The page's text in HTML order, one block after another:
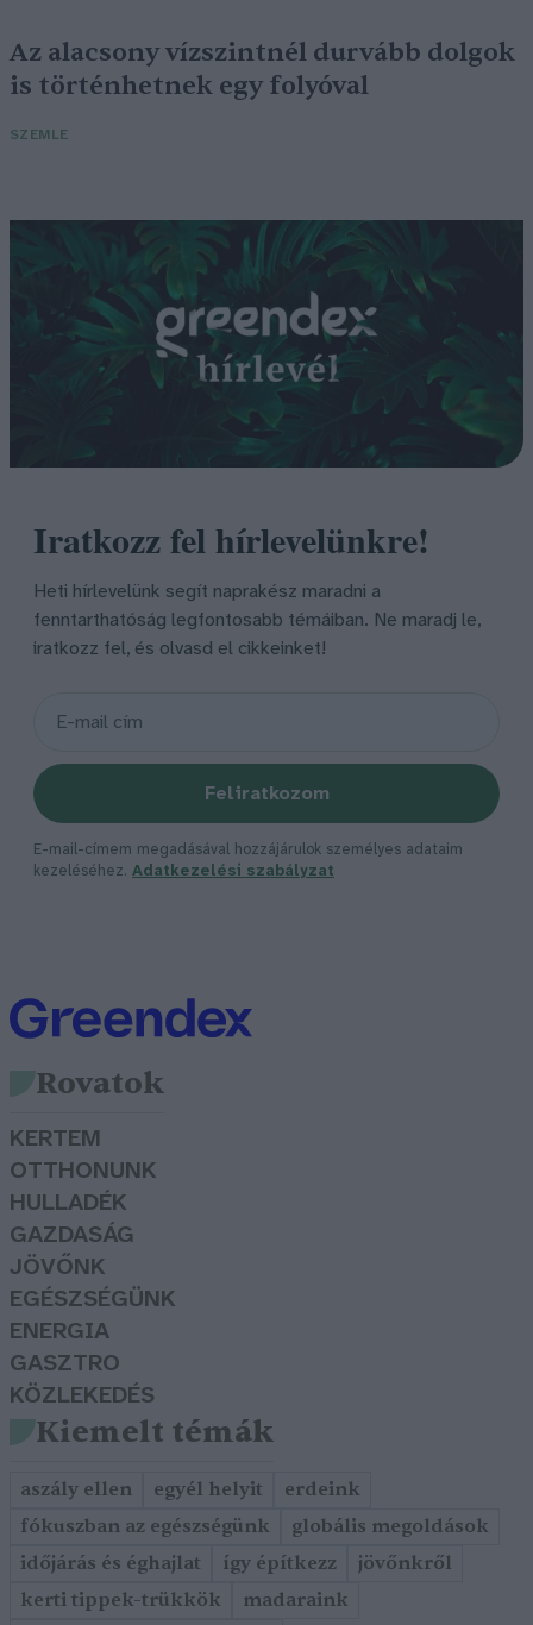
Az alacsony vízszintnél durvább dolgok
is történhetnek egy folyóval
SZEMLE
Iratkozz fel hírlevelünkre!
Heti hírlevelünk segít naprakész maradni a
fenntarthatóság legfontosabb témáiban. Ne maradj le,
iratkozz fel, és olvasd el cikkeinket!
Feliratkozom
E-mail-címem megadásával hozzájárulok személyes adataim
kezeléséhez. Adatkezelési szabályzat
Rovatok
KERTEM
OTTHONUNK
HULLADÉK
GAZDASÁG
JÖVŐNK
EGÉSZSÉGÜNK
ENERGIA
GASZTRO
KÖZLEKEDÉS
Kiemelt témák
aszály ellen egyél helyit
erdeink
fókuszban az egészségünk
globális megoldások
időjárás és éghajlat
így építkezz
jövőnkről
kerti tippek-trükkök
madaraink